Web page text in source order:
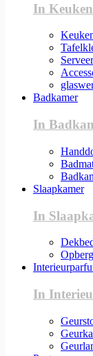
In Keuken
Badkamer
In
Slaapkamer
In
In